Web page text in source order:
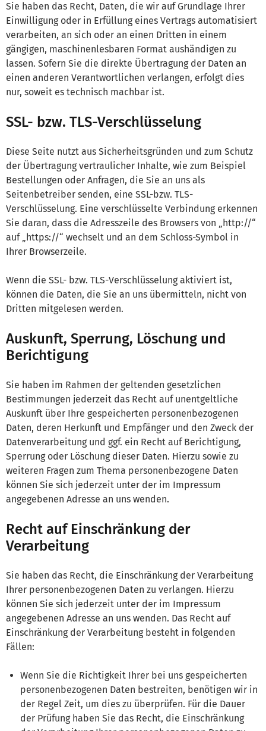
Sie haben das Recht, Daten, die wir auf Grundlage Ihrer
Einwilligung oder in Erfüllung eines Vertrags automatisiert
verarbeiten, an sich oder an einen Dritten in einem
gängigen, maschinenlesbaren Format aushändigen zu
lassen. Sofern Sie die direkte Übertragung der Daten an
einen anderen Verantwortlichen verlangen, erfolgt dies
nur, soweit es technisch machbar ist.
SSL- bzw. TLS-Verschlüsselung
Diese Seite nutzt aus Sicherheitsgründen und zum Schutz
der Übertragung vertraulicher Inhalte, wie zum Beispiel
Bestellungen oder Anfragen, die Sie an uns als
Seitenbetreiber senden, eine SSL-bzw. TLS-
Verschlüsselung. Eine verschlüsselte Verbindung erkennen
Sie daran, dass die Adresszeile des Browsers von „http://“
auf „https://“ wechselt und an dem Schloss-Symbol in
Ihrer Browserzeile.
Wenn die SSL- bzw. TLS-Verschlüsselung aktiviert ist,
können die Daten, die Sie an uns übermitteln, nicht von
Dritten mitgelesen werden.
Auskunft, Sperrung, Löschung und
Berichtigung
Sie haben im Rahmen der geltenden gesetzlichen
Bestimmungen jederzeit das Recht auf unentgeltliche
Auskunft über Ihre gespeicherten personenbezogenen
Daten, deren Herkunft und Empfänger und den Zweck der
Datenverarbeitung und ggf. ein Recht auf Berichtigung,
Sperrung oder Löschung dieser Daten. Hierzu sowie zu
weiteren Fragen zum Thema personenbezogene Daten
können Sie sich jederzeit unter der im Impressum
angegebenen Adresse an uns wenden.
Recht auf Einschränkung der
Verarbeitung
Sie haben das Recht, die Einschränkung der Verarbeitung
Ihrer personenbezogenen Daten zu verlangen. Hierzu
können Sie sich jederzeit unter der im Impressum
angegebenen Adresse an uns wenden. Das Recht auf
Einschränkung der Verarbeitung besteht in folgenden
Fällen:
Wenn Sie die Richtigkeit Ihrer bei uns gespeicherten
personenbezogenen Daten bestreiten, benötigen wir in
der Regel Zeit, um dies zu überprüfen. Für die Dauer
der Prüfung haben Sie das Recht, die Einschränkung